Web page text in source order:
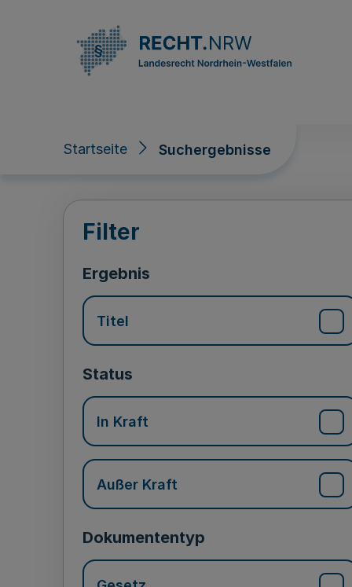
Startseite Suchergebnisse
Suchergebnisse
Filter
Ergebnis
Titel
Status
In Kraft
Außer Kraft
Dokumententyp